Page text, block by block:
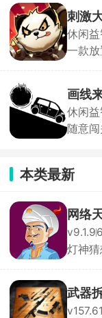
刺激
休闲益
一款
画线
休闲益
随意闯
本类最新
网络
v9.1.9
灯神
武器